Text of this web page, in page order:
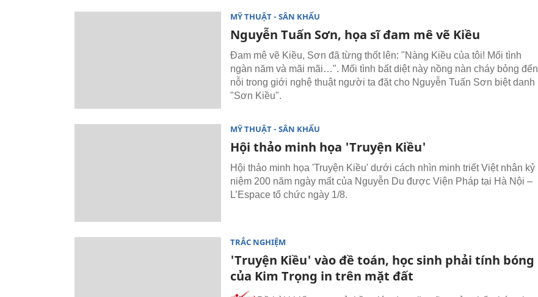
MỸ THUẬT - SÂN KHẤU
Nguyễn Tuấn Sơn, họa sĩ đam mê vẽ Kiều
Đam mê vẽ Kiều, Sơn đã từng thốt lên: "Nàng Kiều của tôi! Mối tình
ngàn năm và mãi mãi…". Mối tình bất diệt này nồng nàn cháy bỏng đến
nỗi trong giới nghệ thuật người ta đặt cho Nguyễn Tuấn Sơn biệt danh
"Sơn Kiều".
MỸ THUẬT - SÂN KHẤU
Hội thảo minh họa 'Truyện Kiều'
Hội thảo minh họa 'Truyện Kiều' dưới cách nhìn minh triết Việt nhân kỷ
niệm 200 năm ngày mất của Nguyễn Du được Viện Pháp tại Hà Nội –
L’Espace tổ chức ngày 1/8.
TRẮC NGHIỆM
'Truyện Kiều' vào đề toán, học sinh phải tính bóng
của Kim Trọng in trên mặt đất